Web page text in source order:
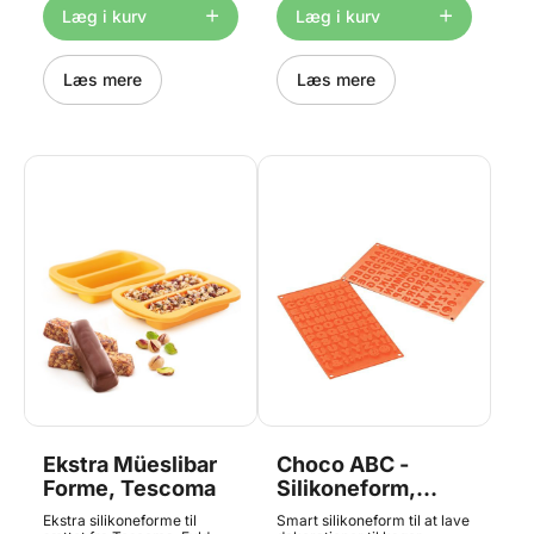
anbefales der altid
håndopvask til
silikoneforme. Tåler op til
220 grader og ned til -20
grader. Ca. samlet
formstørrelse: 230 mm x 125
mm Færdig størrelse på
Færdig størrelse på
Læg i kurv
Læs mere
men af hensyn til sæberester
anbefales der altid
håndopvask til
silikoneforme. Tåler op til
+230°C og ned til -60°C .
22.122.77.0065
Læg i kurv
Læs mere
Ekstra Müeslibar
Forme, Tescoma
Ekstra silikoneforme til
Choco ABC -
Silikoneform,
Silikomart
Smart silikoneform til at lave